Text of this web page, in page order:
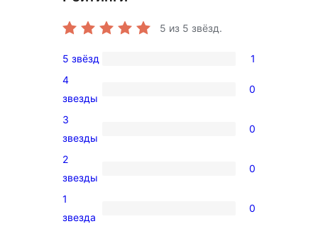
5 из 5 звёзд.
1
5-
звездный
отзыв
5 звёзд 1
0
4-
звездный
4
звезды
0
0
3-
звездный
3
звезды
0
0
2-
звездный
2
звезды
0
0
1
звезда
0